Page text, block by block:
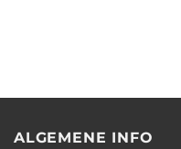
ALGEMENE INFO